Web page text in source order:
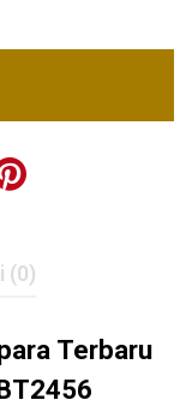
(0)
Terbaru